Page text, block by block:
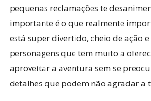
pequenas reclamações te
importante é o que realmente
está super divertido, cheio de ação e
personagens que têm muito a
aproveitar a aventura sem se
detalhes que podem não agradar a